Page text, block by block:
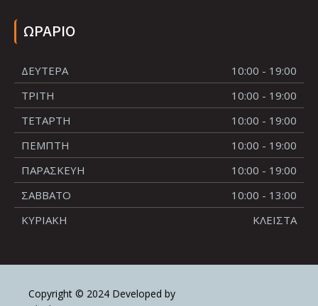
ΩΡΑΡΙΟ
ΔΕΥΤΕΡΑ
10:00 - 19:00
ΤΡΙΤΗ
10:00 - 19:00
ΤΕΤΑΡΤΗ
10:00 - 19:00
ΠΕΜΠΤΗ
10:00 - 19:00
ΠΑΡΑΣΚΕΥΗ
10:00 - 19:00
ΣΑΒΒΑΤΟ
10:00 - 13:00
ΚΥΡΙΑΚΗ
ΚΛΕΙΣΤΑ
Copyright © 2024 Developed by